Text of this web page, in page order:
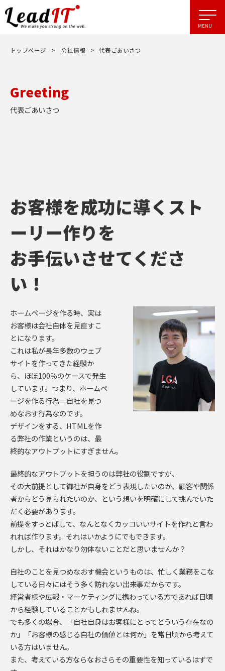
トップページ > 会社情報 > 代表ごあいさつ
Greeting
代表ごあいさつ
お客様を成功に導くスト
ーリー作りを
お手伝いさせてくださ
い！
ホームページを作る時、実は
お客様は会社自体を見直すこ
とになります。
これは私が長年多数のウェブ
サイトを作ってきた経験か
ら、ほぼ100％のケースで発生
しています。つまり、ホームペ
ージを作る行為＝自社を見つ
めなおす行為なのです。
デザインをする、HTMLを作
る弊社の作業というのは、最
終的なアウトプットにすぎません。
最終的なアウトプットを担うのは弊社の役割ですが、
その大前提として御社が自身をどう表現したいのか、顧客や関係
者からどう見られたいのか、という想いを明確にして挑んでいた
だく必要があります。
前提をすっとばして、なんとなくカッコいいサイトを作れと言わ
れれば作ります。それはいかようにでもできます。
しかし、それはかなり勿体ないことだと思いませんか？
自社のことを見つめなおす機会というものは、忙しく業務をこな
している日々にはそう多く訪れない出来事だからです。
経営者様や広報・マーケティングに携わっている方であれば日頃
から経験していることかもしれませんね。
でも多くの場合、「自社自身はお客様にとってどういう存在なの
か」「お客様の感じる自社の価値とは何か」を常日頃から考えて
いる方はいません。
また、考えている方ならなおさらその重要性を知っているはずで